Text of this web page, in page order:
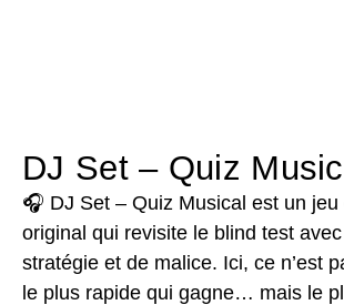
DJ Set – Quiz
🎧 DJ Set – Quiz Musical est un jeu
original qui revisite le blind test
stratégie et de malice. Ici, ce n’est
le plus rapide qui gagne… mais le